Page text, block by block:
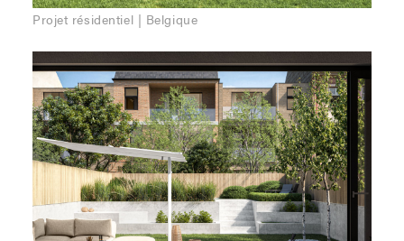
Projet résidentiel | Belgique